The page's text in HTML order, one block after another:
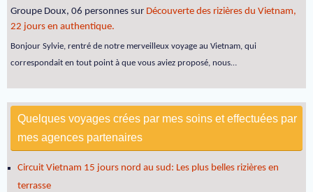
Groupe Doux, 06 personnes sur Découverte des rizières du Vietnam,
22 jours en authentique.
Bonjour Sylvie, rentré de notre merveilleux voyage au Vietnam, qui
correspondait en tout point à que vous aviez proposé, nous…
Quelques voyages crées par mes soins et effectuées par
mes agences partenaires
Circuit Vietnam 15 jours nord au sud: Les plus belles rizières en
terrasse